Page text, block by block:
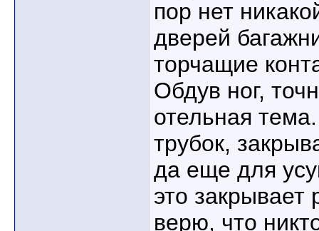
пор нет
дверей
торчащие
Обдув ног,
отельная
трубок,
да еще для
это закрывает
верю, что